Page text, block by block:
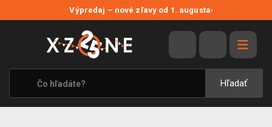
Výpredaj – nové zľavy od 1. augusta›
Hľadať
VÝPREDAJ
VIDEOHRY
XZONE ORIGINALS
TEMATIKY